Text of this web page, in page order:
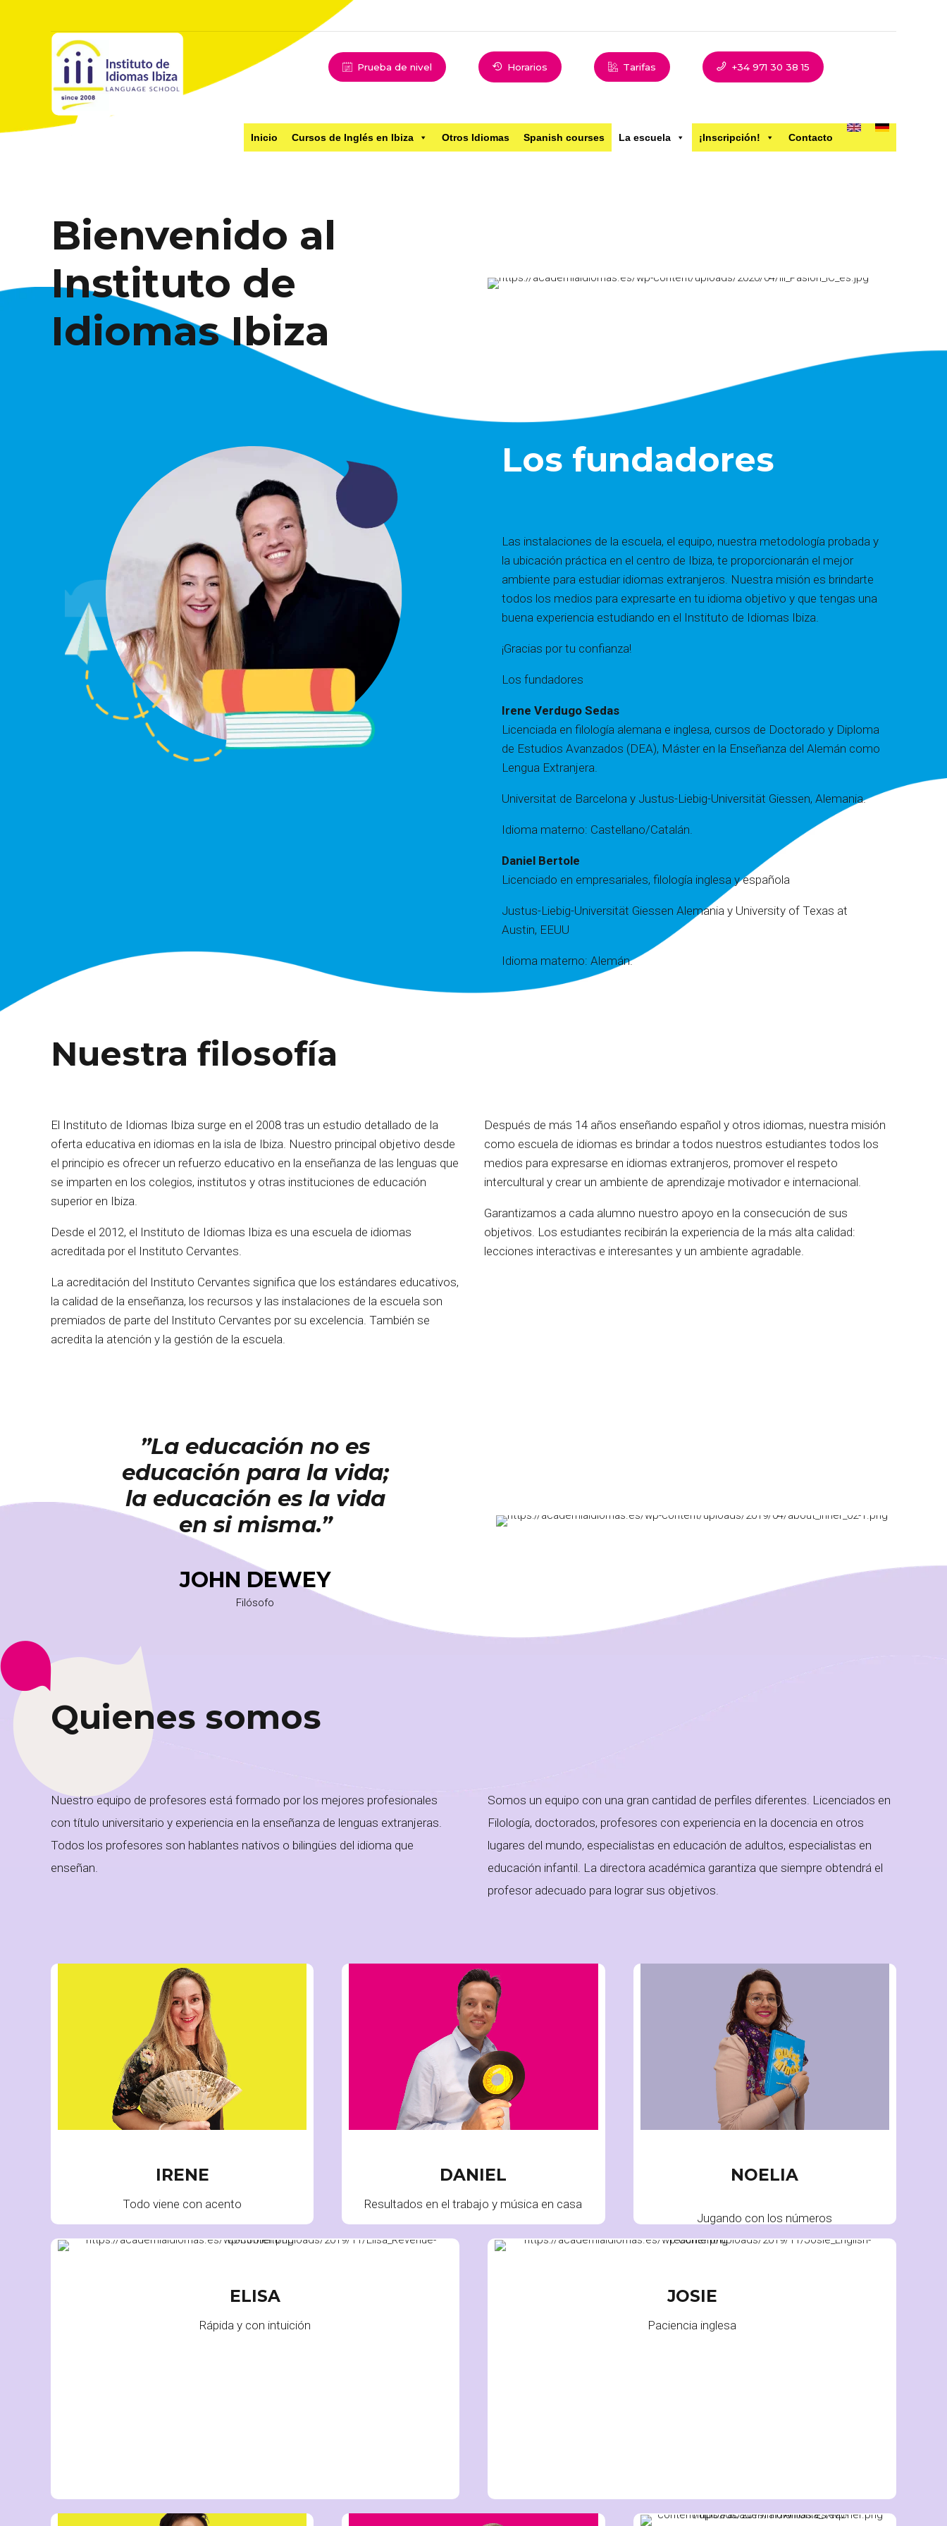
Prueba de nivel Horarios Tarifas +34 971 30 38 15
Inicio Cursos de Inglés en Ibiza Otros Idiomas Spanish courses La escuela ¡Inscripción! Contacto
Bienvenido al
Instituto de
Idiomas Ibiza
Los fundadores
Las instalaciones de la escuela, el equipo, nuestra metodología probada y
la ubicación práctica en el centro de Ibiza, te proporcionarán el mejor
ambiente para estudiar idiomas extranjeros. Nuestra misión es brindarte
todos los medios para expresarte en tu idioma objetivo y que tengas una
buena experiencia estudiando en el Instituto de Idiomas Ibiza.
¡Gracias por tu confianza!
Los fundadores
Irene Verdugo Sedas
Licenciada en filología alemana e inglesa, cursos de Doctorado y Diploma
de Estudios Avanzados (DEA), Máster en la Enseñanza del Alemán como
Lengua Extranjera.
Universitat de Barcelona y Justus-Liebig-Universität Giessen, Alemania.
Idioma materno: Castellano/Catalán.
Daniel Bertole
Licenciado en empresariales, filología inglesa y española
Justus-Liebig-Universität Giessen Alemania y University of Texas at
Austin, EEUU
Idioma materno: Alemán.
Nuestra filosofía
El Instituto de Idiomas Ibiza surge en el 2008 tras un estudio detallado de la
oferta educativa en idiomas en la isla de Ibiza. Nuestro principal objetivo desde
el principio es ofrecer un refuerzo educativo en la enseñanza de las lenguas que
se imparten en los colegios, institutos y otras instituciones de educación
superior en Ibiza.
Desde el 2012, el Instituto de Idiomas Ibiza es una escuela de idiomas
acreditada por el Instituto Cervantes.
La acreditación del Instituto Cervantes significa que los estándares educativos,
la calidad de la enseñanza, los recursos y las instalaciones de la escuela son
premiados de parte del Instituto Cervantes por su excelencia. También se
acredita la atención y la gestión de la escuela.
Después de más 14 años enseñando español y otros idiomas, nuestra misión
como escuela de idiomas es brindar a todos nuestros estudiantes todos los
medios para expresarse en idiomas extranjeros, promover el respeto
intercultural y crear un ambiente de aprendizaje motivador e internacional.
Garantizamos a cada alumno nuestro apoyo en la consecución de sus
objetivos. Los estudiantes recibirán la experiencia de la más alta calidad:
lecciones interactivas e interesantes y un ambiente agradable.
”La educación no es
educación para la vida;
la educación es la vida
en si misma.”
JOHN DEWEY
Filósofo
Quienes somos
Nuestro equipo de profesores está formado por los mejores profesionales
con título universitario y experiencia en la enseñanza de lenguas extranjeras.
Todos los profesores son hablantes nativos o bilingües del idioma que
enseñan.
Somos un equipo con una gran cantidad de perfiles diferentes. Licenciados en
Filología, doctorados, profesores con experiencia en la docencia en otros
lugares del mundo, especialistas en educación de adultos, especialistas en
educación infantil. La directora académica garantiza que siempre obtendrá el
profesor adecuado para lograr sus objetivos.
IRENE
Todo viene con acento
DANIEL
Resultados en el trabajo y música en casa
NOELIA
Jugando con los números
ELISA
Rápida y con intuición
JOSIE
Paciencia inglesa